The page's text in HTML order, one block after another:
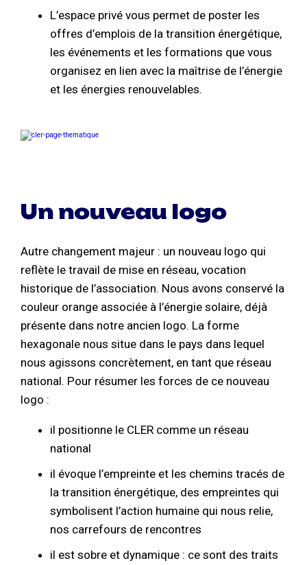
L’espace privé vous permet de poster les
offres d’emplois de la transition énergétique,
les événements et les formations que vous
organisez en lien avec la maîtrise de l’énergie
et les énergies renouvelables.
Un nouveau logo
Autre changement majeur : un nouveau logo qui
reflète le travail de mise en réseau, vocation
historique de l’association. Nous avons conservé la
couleur orange associée à l’énergie solaire, déjà
présente dans notre ancien logo. La forme
hexagonale nous situe dans le pays dans lequel
nous agissons concrètement, en tant que réseau
national. Pour résumer les forces de ce nouveau
logo :
il positionne le CLER comme un réseau
national
il évoque l’empreinte et les chemins tracés de
la transition énergétique, des empreintes qui
symbolisent l’action humaine qui nous relie,
nos carrefours de rencontres
il est sobre et dynamique : ce sont des traits